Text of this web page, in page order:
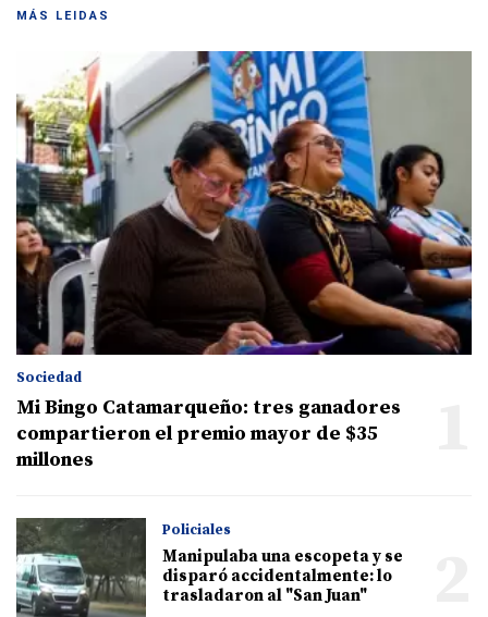
MÁS LEIDAS
Sociedad
Mi Bingo Catamarqueño: tres ganadores
compartieron el premio mayor de $35
millones
Policiales
Manipulaba una escopeta y se
disparó accidentalmente: lo
trasladaron al "San Juan"